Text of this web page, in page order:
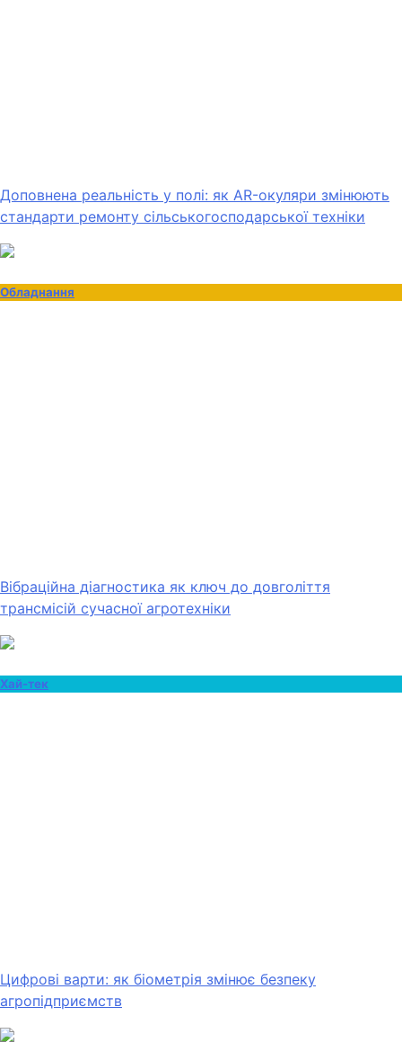
Доповнена реальність у полі: як AR-окуляри змінюють
стандарти ремонту сільськогосподарської техніки
Обладнання
Вібраційна діагностика як ключ до довголіття
трансмісій сучасної агротехніки
Хай-тек
Цифрові варти: як біометрія змінює безпеку
агропідприємств